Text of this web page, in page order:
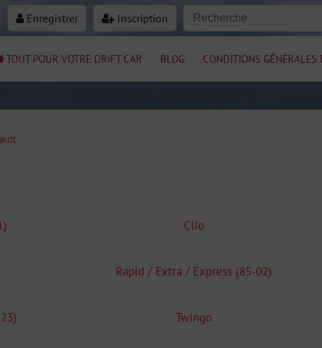
Enregistrer Inscription
TOUT POUR VOTRE DRIFT CAR BLOG CONDITIONS GÉNÉRALES
Clio
Rapid / Extra / Express (85-02)
Twingo